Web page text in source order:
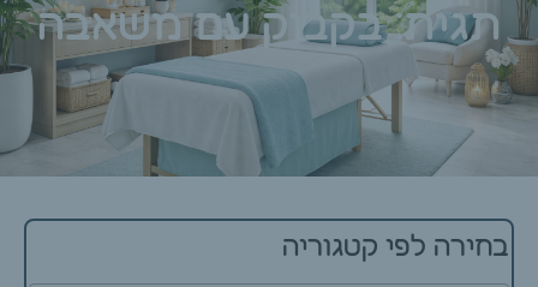
תגית: בקבוק עם משאבה
בחירה לפי קטגוריה